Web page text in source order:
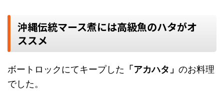
沖縄伝統マース煮には高級魚のハタがオ
ススメ
ボートロックにてキープした 「アカハタ」 のお料理
でした。